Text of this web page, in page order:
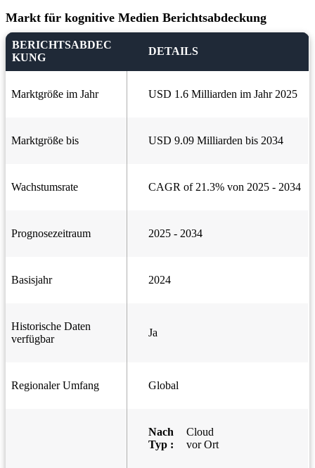
Markt für kognitive Medien Berichtsabdeckung
BERICHTSABDEC
KUNG
DETAILS
Marktgröße im Jahr USD 1.6 Milliarden im Jahr 2025
Marktgröße bis USD 9.09 Milliarden bis 2034
Wachstumsrate CAGR of 21.3% von 2025 - 2034
Prognosezeitraum 2025 - 2034
Basisjahr 2024
Historische Daten
verfügbar
Ja
Regionaler Umfang Global
Nach
Typ :
Cloud
vor Ort